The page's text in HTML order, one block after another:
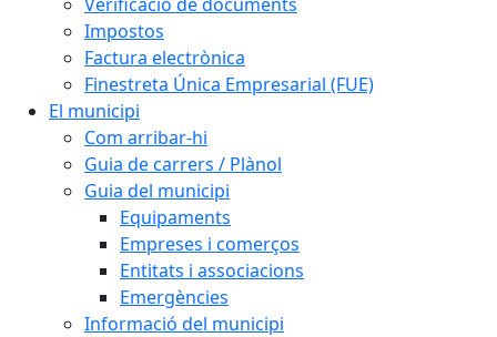
Impostos
Factura electrònica
Finestreta Única Empresarial (FUE)
El municipi
Com arribar-hi
Guia de carrers / Plànol
Guia del municipi
Equipaments
Empreses i comerços
Entitats i associacions
Emergències
Informació del municipi